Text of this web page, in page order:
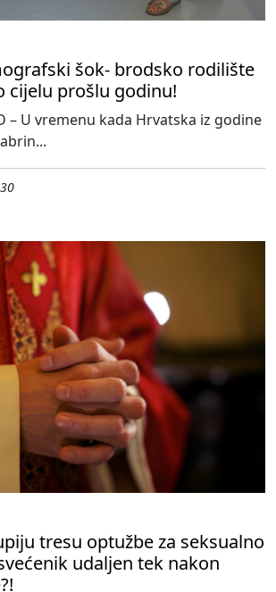
šok- brodsko rodilište
cijelu prošlu godinu!
– U vremenu kada Hrvatska iz godine
tresu optužbe za seksualno
udaljen tek nakon